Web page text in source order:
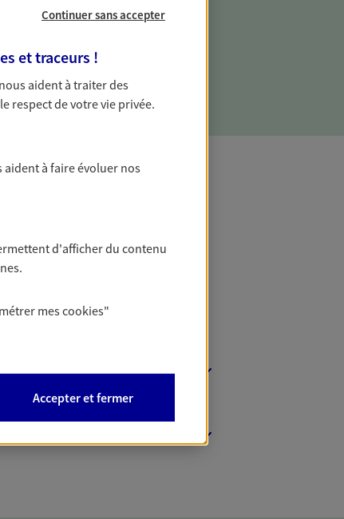
au cœur de leurs échanges
Continuer sans accepter
et traceurs !
aident à traiter des
respect de votre vie privée.
aident à faire évoluer nos
d'afficher du contenu
mescookies"
Accepter et fermer